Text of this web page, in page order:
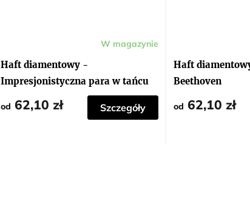
Haft diamentowy -
Impresjonistyczna para w tańcu
W magazynie
od 62,10 zł Szczegóły
Haft
Beethoven
od 62,10 zł